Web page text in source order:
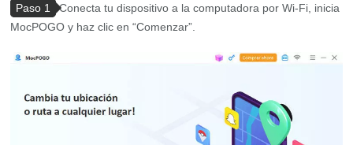
Paso 1
Conecta tu dispositivo a la computadora por Wi-Fi, inicia
MocPOGO y haz clic en “Comenzar”.